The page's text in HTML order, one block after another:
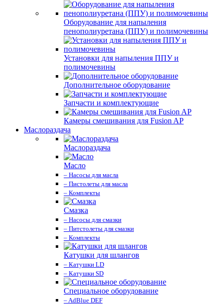
Оборудование для напыления
пенополиуретана (ППУ) и полимочевины
Установки для напыления ППУ и
полимочевины
Дополнительное оборудование
Запчасти и комплектующие
Камеры смешивания для Fusion AP
Маслораздача
Маслораздача
Масло
– Насосы для масла
– Пистолеты для масла
– Комплекты
Смазка
– Насосы для смазки
– Питстолеты для смазки
– Комплекты
Катушки для шлангов
– Катушки LD
– Катушки SD
Специальное оборудование
– AdBlue DEF